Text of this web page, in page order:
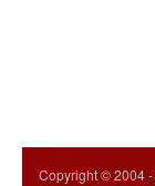
Copyright © 2004 -